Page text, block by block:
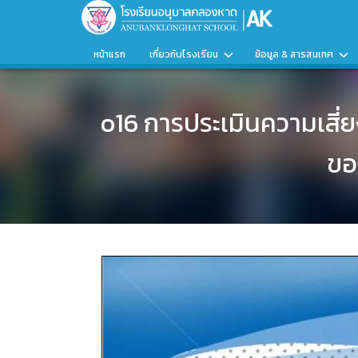
หน้าแรก เกี่ยวกับโรงเรียน ข้อมูล & สารสนเทศ
o16 การประเมินความเ
ข